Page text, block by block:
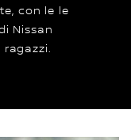
con le le
Nissan